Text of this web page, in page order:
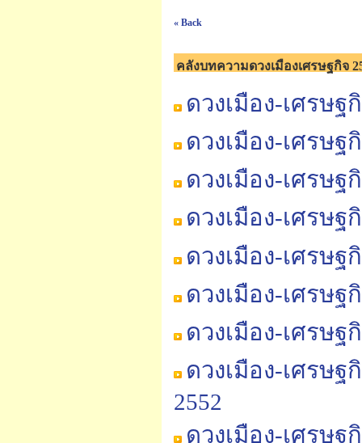
« Back
คลังบทความดวงเมืองเศรษฐกิจ
ดวงเมือง-เศรษฐ
ดวงเมือง-เศรษฐ
ดวงเมือง-เศรษฐ
ดวงเมือง-เศรษ
ดวงเมือง-เศรษ
ดวงเมือง-เศรษ
ดวงเมือง-เศรษ
ดวงเมือง-เศรษ
2552
ดวงเมือง-เศรษ